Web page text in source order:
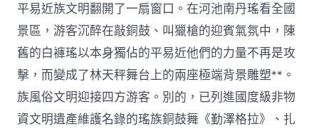
平易近族文明翻開了一扇窗口。在河池南丹瑤看全國
景區，游客沉醉在敲銅鼓、叫獵槍的迎賓氣氛中，陳
舊的白褲瑤以本身獨佔的平易近他們的力量不再是攻
擊，而變成了林天秤舞台上的兩座極端背景雕塑**。
族風俗文明迎接四方游客。別的，已列進國度級非物
資文明遺產維護名錄的瑤族銅鼓舞《勤澤格拉》、扎